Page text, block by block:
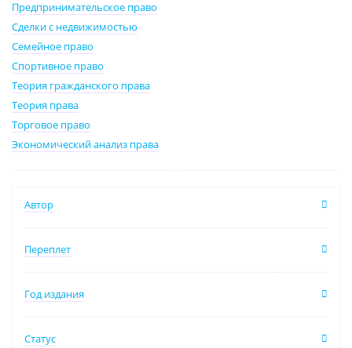
Предпринимательское право
Сделки с недвижимостью
Семейное право
Спортивное право
Теория гражданского права
Теория права
Торговое право
Экономический анализ права
Автор
Переплет
Год издания
Статус